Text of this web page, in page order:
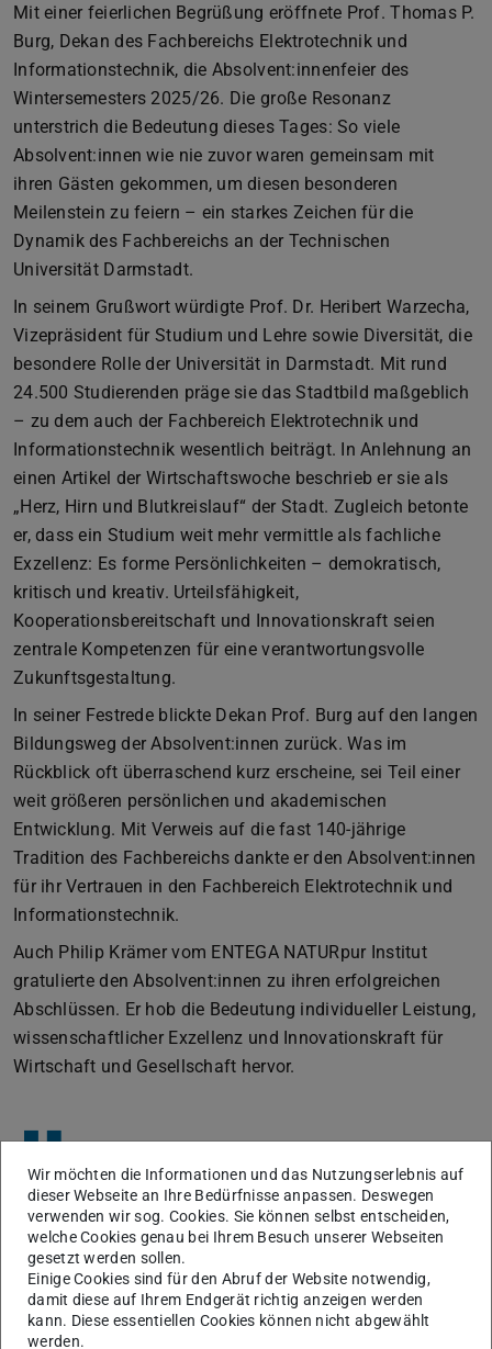
Mit einer feierlichen Begrüßung eröffnete Prof. Thomas P.
Burg, Dekan des Fachbereichs Elektrotechnik und
Informationstechnik, die Absolvent:innenfeier des
Wintersemesters 2025/26. Die große Resonanz
unterstrich die Bedeutung dieses Tages: So viele
Absolvent:innen wie nie zuvor waren gemeinsam mit
ihren Gästen gekommen, um diesen besonderen
Meilenstein zu feiern – ein starkes Zeichen für die
Dynamik des Fachbereichs an der Technischen
Universität Darmstadt.
In seinem Grußwort würdigte Prof. Dr. Heribert Warzecha,
Vizepräsident für Studium und Lehre sowie Diversität, die
besondere Rolle der Universität in Darmstadt. Mit rund
24.500 Studierenden präge sie das Stadtbild maßgeblich
– zu dem auch der Fachbereich Elektrotechnik und
Informationstechnik wesentlich beiträgt. In Anlehnung an
einen Artikel der Wirtschaftswoche beschrieb er sie als
„Herz, Hirn und Blutkreislauf“ der Stadt. Zugleich betonte
er, dass ein Studium weit mehr vermittle als fachliche
Exzellenz: Es forme Persönlichkeiten – demokratisch,
kritisch und kreativ. Urteilsfähigkeit,
Kooperationsbereitschaft und Innovationskraft seien
zentrale Kompetenzen für eine verantwortungsvolle
Zukunftsgestaltung.
In seiner Festrede blickte Dekan Prof. Burg auf den langen
Bildungsweg der Absolvent:innen zurück. Was im
Rückblick oft überraschend kurz erscheine, sei Teil einer
weit größeren persönlichen und akademischen
Entwicklung. Mit Verweis auf die fast 140-jährige
Tradition des Fachbereichs dankte er den Absolvent:innen
für ihr Vertrauen in den Fachbereich Elektrotechnik und
Informationstechnik.
Auch Philip Krämer vom ENTEGA NATURpur Institut
gratulierte den Absolvent:innen zu ihren erfolgreichen
Abschlüssen. Er hob die Bedeutung individueller Leistung,
wissenschaftlicher Exzellenz und Innovationskraft für
Wirtschaft und Gesellschaft hervor.
”
Der Abschluss ist nicht nur ein Ende,
sondern ein bedeutender Meilenstein auf
dem weiteren Lebensweg.
Prof. Thomas P. Burg, Dekan des Fachbereichs
Elektrotechnik und Informationstechnik
Wir möchten die Informationen und das Nutzungserlebnis auf
dieser Webseite an Ihre Bedürfnisse anpassen. Deswegen
verwenden wir sog. Cookies. Sie können selbst entscheiden,
welche Cookies genau bei Ihrem Besuch unserer Webseiten
gesetzt werden sollen.
Einige Cookies sind für den Abruf der Website notwendig,
damit diese auf Ihrem Endgerät richtig anzeigen werden
kann. Diese essentiellen Cookies können nicht abgewählt
werden.